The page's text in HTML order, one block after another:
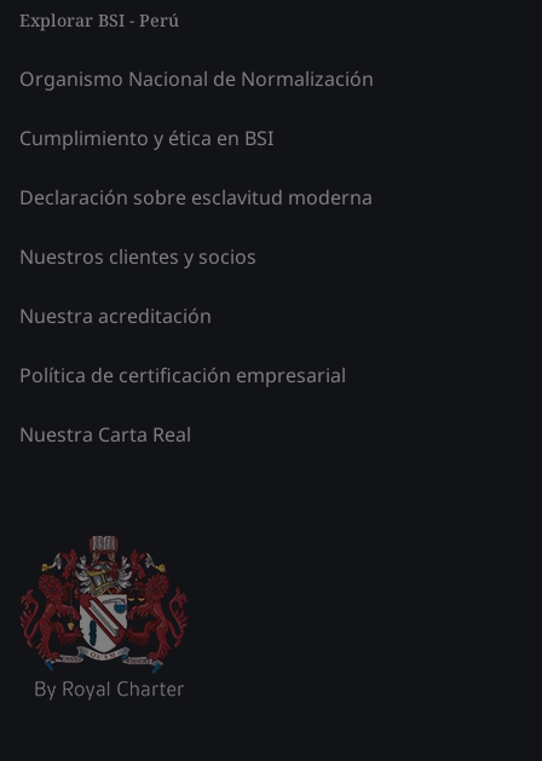
Explorar BSI - Perú
Organismo Nacional de Normalización
Cumplimiento y ética en BSI
Declaración sobre esclavitud moderna
Nuestros clientes y socios
Nuestra acreditación
Política de certificación empresarial
Nuestra Carta Real